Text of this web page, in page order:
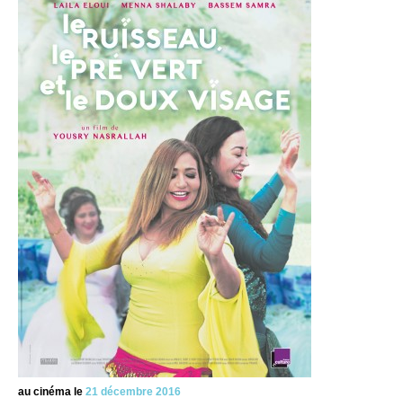
au cinéma le 21 décembre 2016